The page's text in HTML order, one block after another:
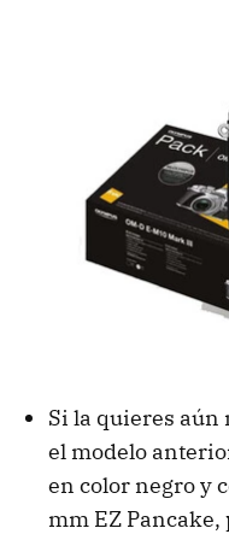
Si la quieres
el modelo
en color negro y
mm EZ Pancake,